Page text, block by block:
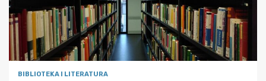
BIBLIOTEKA I LITERATURA